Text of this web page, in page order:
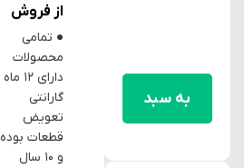
به سبد
از فروش
● تمامی
محصولات
دارای ۱۲ ماه
گارانتی
تعویض
قطعات بوده
و ۱۰ سال